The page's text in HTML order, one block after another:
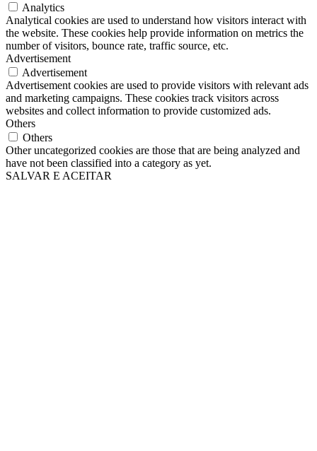
Analytics
Analytical cookies are used to understand how visitors interact with
the website. These cookies help provide information on metrics the
number of visitors, bounce rate, traffic source, etc.
Advertisement
Advertisement
Advertisement cookies are used to provide visitors with relevant ads
and marketing campaigns. These cookies track visitors across
websites and collect information to provide customized ads.
Others
Others
Other uncategorized cookies are those that are being analyzed and
have not been classified into a category as yet.
SALVAR E ACEITAR